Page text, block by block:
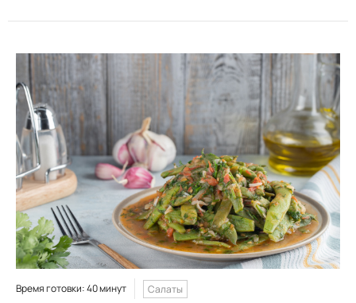
Время готовки: 40 минут Салаты